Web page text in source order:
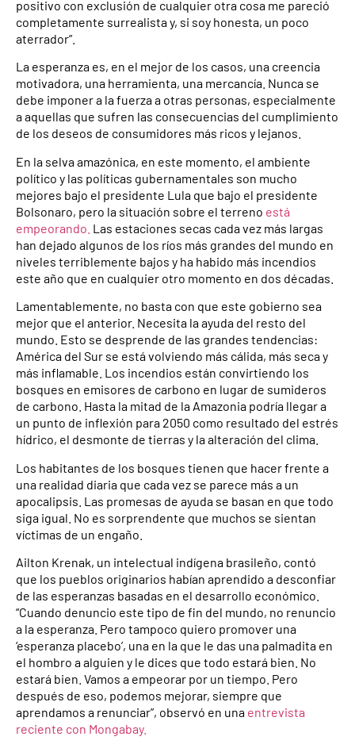
positivo con exclusión de cualquier otra cosa me pareció
completamente surrealista y, si soy honesta, un poco
aterrador”.
La esperanza es, en el mejor de los casos, una creencia
motivadora, una herramienta, una mercancía. Nunca se
debe imponer a la fuerza a otras personas, especialmente
a aquellas que sufren las consecuencias del cumplimiento
de los deseos de consumidores más ricos y lejanos.
En la selva amazónica, en este momento, el ambiente
político y las políticas gubernamentales son mucho
mejores bajo el presidente Lula que bajo el presidente
Bolsonaro, pero la situación sobre el terreno está
empeorando. Las estaciones secas cada vez más largas
han dejado algunos de los ríos más grandes del mundo en
niveles terriblemente bajos y ha habido más incendios
este año que en cualquier otro momento en dos décadas.
Lamentablemente, no basta con que este gobierno sea
mejor que el anterior. Necesita la ayuda del resto del
mundo. Esto se desprende de las grandes tendencias:
América del Sur se está volviendo más cálida, más seca y
más inflamable. Los incendios están convirtiendo los
bosques en emisores de carbono en lugar de sumideros
de carbono. Hasta la mitad de la Amazonia podría llegar a
un punto de inflexión para 2050 como resultado del estrés
hídrico, el desmonte de tierras y la alteración del clima.
Los habitantes de los bosques tienen que hacer frente a
una realidad diaria que cada vez se parece más a un
apocalipsis. Las promesas de ayuda se basan en que todo
siga igual. No es sorprendente que muchos se sientan
víctimas de un engaño.
Ailton Krenak, un intelectual indígena brasileño, contó
que los pueblos originarios habían aprendido a desconfiar
de las esperanzas basadas en el desarrollo económico.
“Cuando denuncio este tipo de fin del mundo, no renuncio
a la esperanza. Pero tampoco quiero promover una
‘esperanza placebo’, una en la que le das una palmadita en
el hombro a alguien y le dices que todo estará bien. No
estará bien. Vamos a empeorar por un tiempo. Pero
después de eso, podemos mejorar, siempre que
aprendamos a renunciar”, observó en una entrevista
reciente con Mongabay.